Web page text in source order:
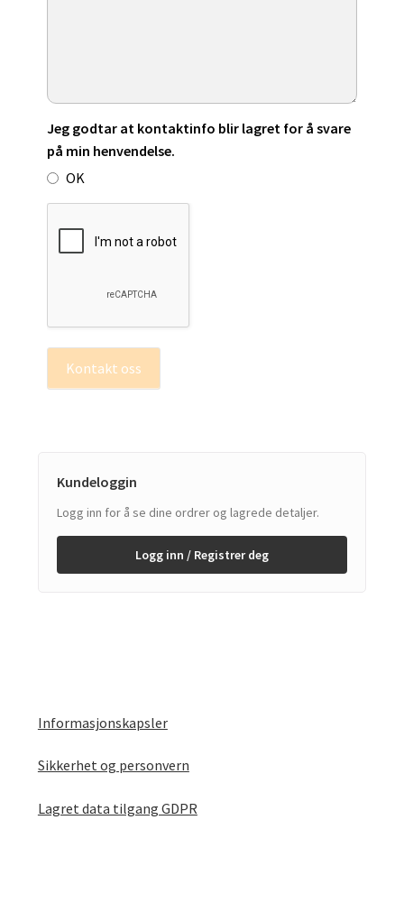
Jeg godtar at kontaktinfo blir lagret for å svare
på min henvendelse.
OK
Kontakt oss
Kundeloggin
Logg inn for å se dine ordrer og lagrede detaljer.
Logg inn / Registrer deg
Informasjonskapsler
Sikkerhet og personvern
Lagret data tilgang GDPR